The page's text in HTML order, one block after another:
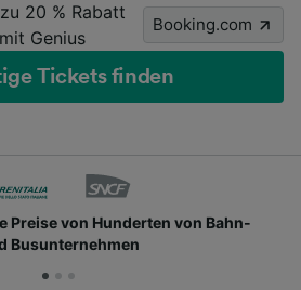
20 % Rabatt
Genius
Booking.com
Tickets finden
Preise von Hunderten von Bahn-
Busunternehmen